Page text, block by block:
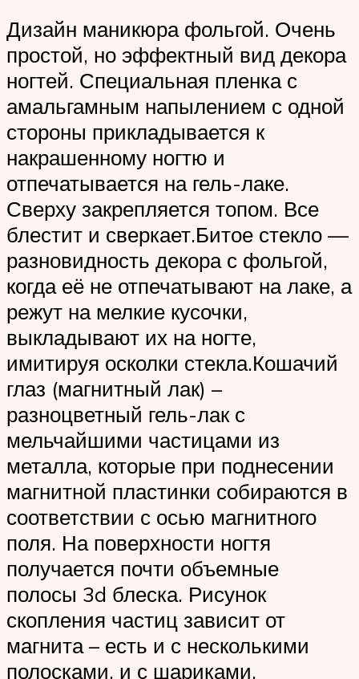
Дизайн маникюра фольгой. Очень
простой, но эффектный вид декора
ногтей. Специальная пленка с
амальгамным напылением с одной
стороны прикладывается к
накрашенному ногтю и
отпечатывается на гель-лаке.
Сверху закрепляется топом. Все
блестит и сверкает.Битое стекло —
разновидность декора с фольгой,
когда её не отпечатывают на лаке, а
режут на мелкие кусочки,
выкладывают их на ногте,
имитируя осколки стекла.Кошачий
глаз (магнитный лак) –
разноцветный гель-лак с
мельчайшими частицами из
металла, которые при поднесении
магнитной пластинки собираются в
соответствии с осью магнитного
поля. На поверхности ногтя
получается почти объемные
полосы 3d блеска. Рисунок
скопления частиц зависит от
магнита – есть и с несколькими
полосками, и с шариками.